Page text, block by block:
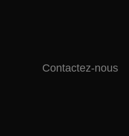
Contactez-nous